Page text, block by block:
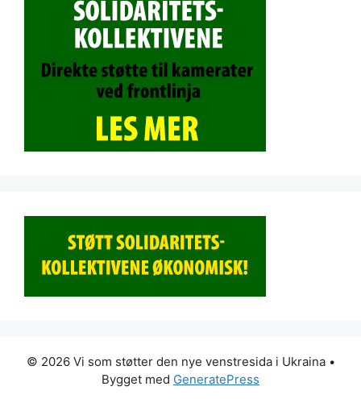
© 2026 Vi som støtter den nye venstresida i Ukraina•
Bygget med GeneratePress